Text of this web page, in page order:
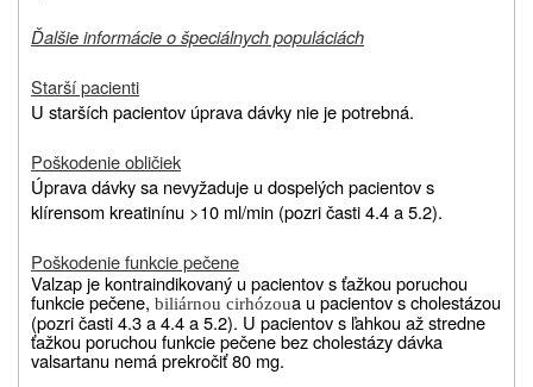
Ďalšie informácie o špeciálnych populáciách
Starší pacienti
U starších pacientov úprava dávky nie je potrebná.
Poškodenie obličiek
Úprava dávky sa nevyžaduje u dospelých pacientov s
klírensom kreatinínu >10 ml/min (pozri časti 4.4 a 5.2).
Poškodenie funkcie pečene
Valzap je kontraindikovaný u pacientov s ťažkou poruchou
funkcie pečene, biliárnou cirhózoua u pacientov s cholestázou
(pozri časti 4.3 a 4.4 a 5.2). U pacientov s ľahkou až stredne
ťažkou poruchou funkcie pečene bez cholestázy dávka
valsartanu nemá prekročiť 80 mg.